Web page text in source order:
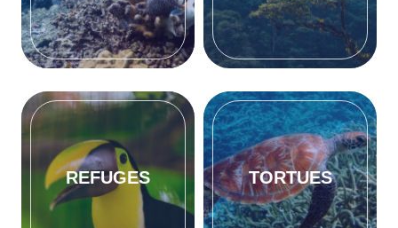
REFUGES TORTUES